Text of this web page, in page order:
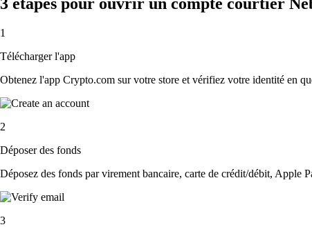
1
Télécharger l'app
Obtenez l'app Crypto.com sur votre store et vérifiez votre identité en
2
Déposer des fonds
Déposez des fonds par virement bancaire, carte de crédit/débit, Apple
3